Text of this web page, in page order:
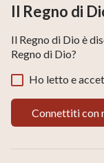
Il Regno di
Il Regno di Dio è
Regno di Dio?
Ho letto e
Connettiti con